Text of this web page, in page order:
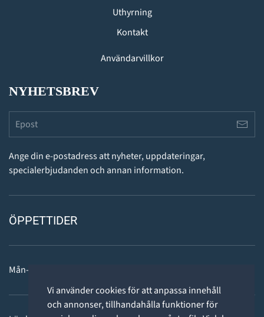
Vi använder cookies för att anpassa innehåll
och annonser, tillhandahålla funktioner för
Uthyrning
Kontakt
Användarvillkor
NYHETSBREV
Ange din e-postadress att nyheter, uppdateringar,
specialerbjudanden och annan information.
ÖPPETTIDER
Mån-fre: 11 - 18